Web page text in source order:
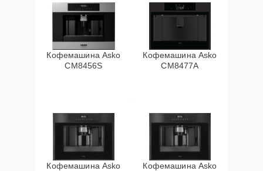
Кофемашина Asko
CM8456S
Кофемашина Asko
CM8477A
Кофемашина Asko
Кофемашина Asko